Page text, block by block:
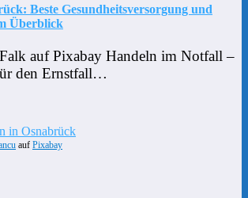
Beste Gesundheitsversorgung und
Überblick
auf Pixabay Handeln im Notfall –
den Ernstfall…
auf Pixabay